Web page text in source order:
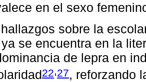
en el sexo
sobre la
se encuentra en la
de lepra en
22 27, reforzando